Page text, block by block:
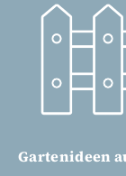
Gartenideen